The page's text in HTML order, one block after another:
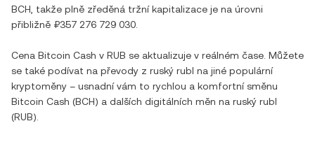
BCH , takže plně zředěná tržní kapitalizace je na úrovni
přibližně ₽357 276 729 030
Cena Bitcoin Cash v RUB se aktualizuje v reálném čase. Můžete
se také podívat na převody z ruský rubl na jiné populární
kryptoměny – usnadní vám to rychlou a komfortní směnu
Bitcoin Cash (BCH) a dalších digitálních měn na ruský rubl
(RUB).